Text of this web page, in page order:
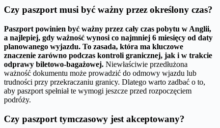
Czy paszport musi być ważny przez określony czas?
Paszport powinien być ważny przez cały czas pobytu w Anglii,
a najlepiej, gdy ważność wynosi co najmniej 6 miesięcy od daty
planowanego wyjazdu. To zasada, która ma kluczowe
znaczenie zarówno podczas kontroli granicznej, jak i w trakcie
odprawy biletowo-bagażowej. Niewłaściwie przedłużona
ważność dokumentu może prowadzić do odmowy wjazdu lub
trudności przy przekraczaniu granicy. Dlatego warto zadbać o to,
aby paszport spełniał te wymogi jeszcze przed rozpoczęciem
podróży.
Czy paszport tymczasowy jest akceptowany?